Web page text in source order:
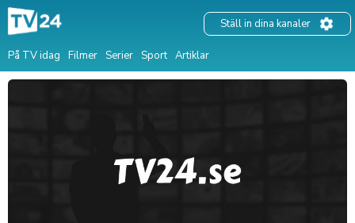
På TV idag Filmer Serier Sport Artiklar
Ställ in dina kanaler